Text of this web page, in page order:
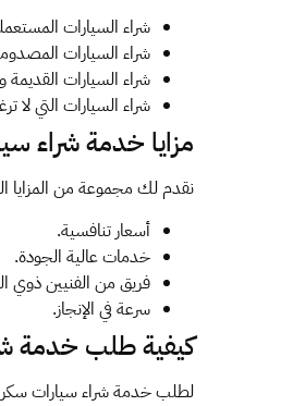
شراء السيارات
شراء السيارات
شراء السيارات القديمة
شراء السيارات التي لا
مزايا خدمة شراء
نقدم لك مجموعة من المزايا
أسعار تنافسية.
خدمات عالية الجودة.
فريق من الفنيين ذوي
سرعة في الإنجاز.
كيفية طلب خدمة
لطلب خدمة شراء سيارات